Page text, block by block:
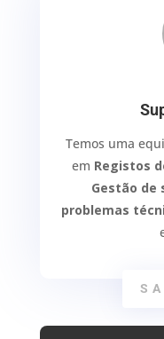
Temos uma
em Registos
Gestão de
problemas